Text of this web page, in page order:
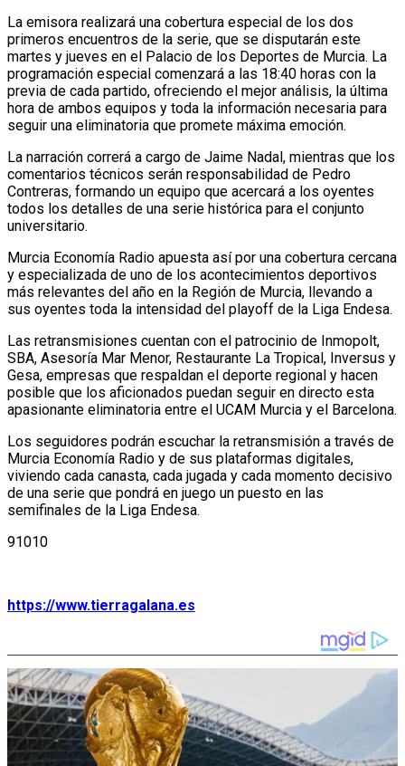
La emisora realizará una cobertura especial de los dos
primeros encuentros de la serie, que se disputarán este
martes y jueves en el Palacio de los Deportes de Murcia. La
programación especial comenzará a las 18:40 horas con la
previa de cada partido, ofreciendo el mejor análisis, la última
hora de ambos equipos y toda la información necesaria para
seguir una eliminatoria que promete máxima emoción.
La narración correrá a cargo de Jaime Nadal, mientras que los
comentarios técnicos serán responsabilidad de Pedro
Contreras, formando un equipo que acercará a los oyentes
todos los detalles de una serie histórica para el conjunto
universitario.
Murcia Economía Radio apuesta así por una cobertura cercana
y especializada de uno de los acontecimientos deportivos
más relevantes del año en la Región de Murcia, llevando a
sus oyentes toda la intensidad del playoff de la Liga Endesa.
Las retransmisiones cuentan con el patrocinio de Inmopolt,
SBA, Asesoría Mar Menor, Restaurante La Tropical, Inversus y
Gesa, empresas que respaldan el deporte regional y hacen
posible que los aficionados puedan seguir en directo esta
apasionante eliminatoria entre el UCAM Murcia y el Barcelona.
Los seguidores podrán escuchar la retransmisión a través de
Murcia Economía Radio y de sus plataformas digitales,
viviendo cada canasta, cada jugada y cada momento decisivo
de una serie que pondrá en juego un puesto en las
semifinales de la Liga Endesa.
91010
https://www.tierragalana.es